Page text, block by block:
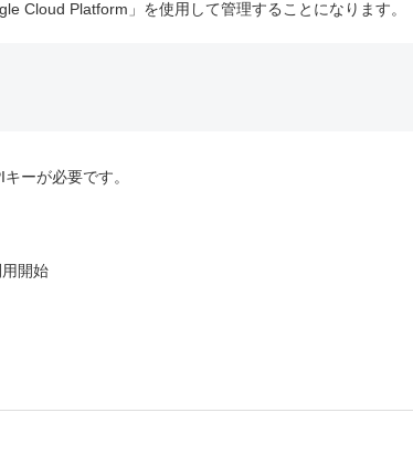
Cloud Platform」を使用して管理することになります。
ーが必要です。
開始